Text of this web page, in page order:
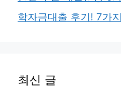
학자금대출 후기! 7가
최신 글